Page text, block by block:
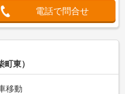
電話で問合せ
東）
移動